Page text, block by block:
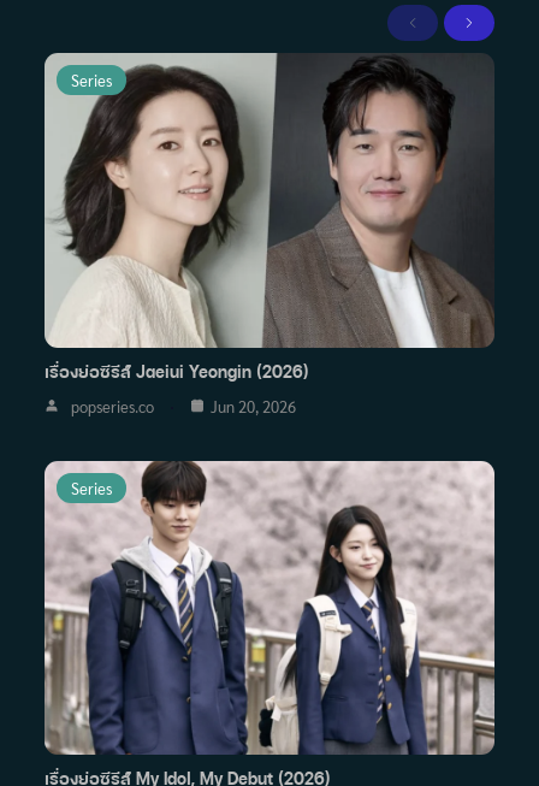
Previous Next
Series
เรื่องย่อซีรีส์ Jaeiui Yeongin (2026)
popseries.co Jun 20, 2026
Series
เรื่องย่อซีรีส์ My Idol, My Debut (2026)